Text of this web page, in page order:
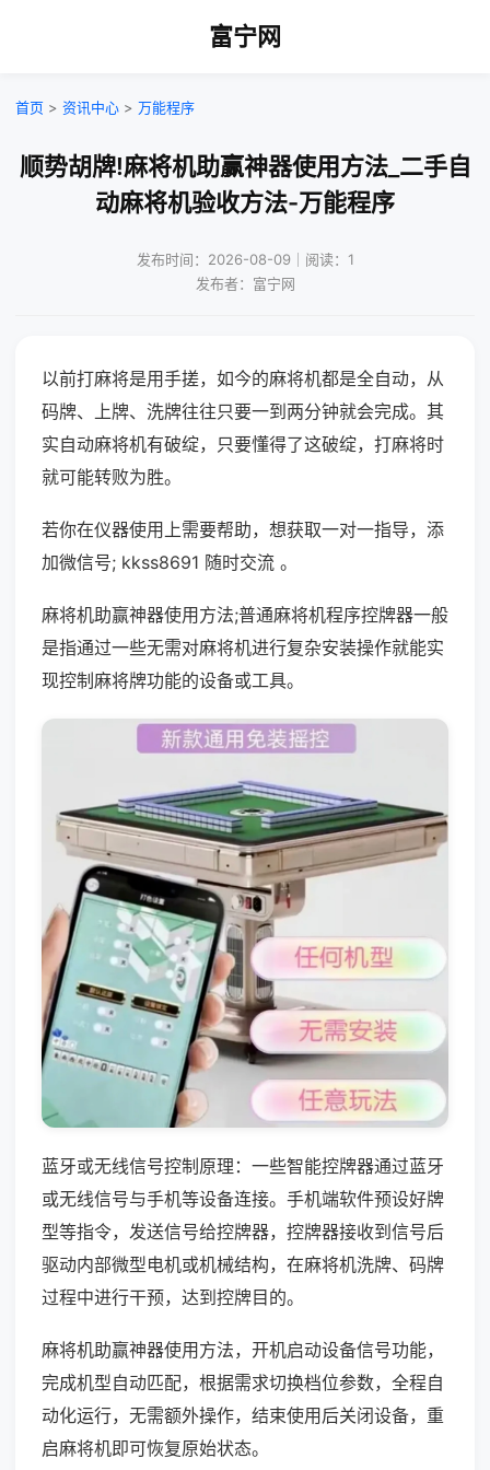
富宁网
首页 > 资讯中心 > 万能程序
顺势胡牌!麻将机助赢神器使用方法_二手自
动麻将机验收方法-万能程序
发布时间：2026-08-09｜阅读：1
发布者：富宁网
以前打麻将是用手搓，如今的麻将机都是全自动，从
码牌、上牌、洗牌往往只要一到两分钟就会完成。其
实自动麻将机有破绽，只要懂得了这破绽，打麻将时
就可能转败为胜。
若你在仪器使用上需要帮助，想获取一对一指导，添
加微信号; kkss8691 随时交流 。
麻将机助赢神器使用方法;普通麻将机程序控牌器一般
是指通过一些无需对麻将机进行复杂安装操作就能实
现控制麻将牌功能的设备或工具。
蓝牙或无线信号控制原理：一些智能控牌器通过蓝牙
或无线信号与手机等设备连接。手机端软件预设好牌
型等指令，发送信号给控牌器，控牌器接收到信号后
驱动内部微型电机或机械结构，在麻将机洗牌、码牌
过程中进行干预，达到控牌目的。
麻将机助赢神器使用方法，开机启动设备信号功能，
完成机型自动匹配，根据需求切换档位参数，全程自
动化运行，无需额外操作，结束使用后关闭设备，重
启麻将机即可恢复原始状态。